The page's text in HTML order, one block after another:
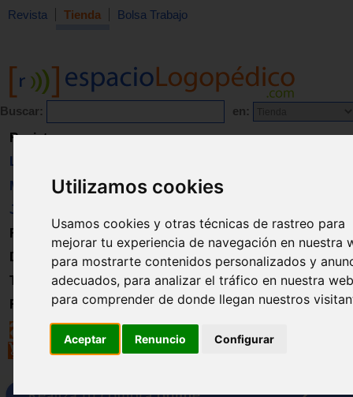
Utilizamos cookies
Usamos cookies y otras técnicas de rastreo para
mejorar tu experiencia de navegación en nuestra
para mostrarte contenidos personalizados y
adecuados, para analizar el tráfico en nuestra
para comprender de donde llegan nuestros
Aceptar Renuncio Configurar
Revista Tienda Bolsa Trabajo
Buscar: en:
Revista
Libros
Material
Juguetes
Formación
Directorio
Trabajo
Registro